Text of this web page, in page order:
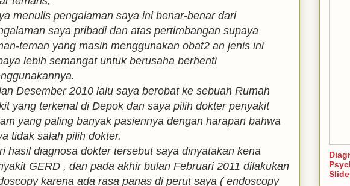
menulis pengalaman saya ini benar-benar dari
saya pribadi dan atas pertimbangan supaya
teman yang masih menggunakan obat2 an jenis ini
lebih semangat untuk berusaha berhenti
Desember 2010 lalu saya berobat ke sebuah Rumah
yang terkenal di Depok dan saya pilih dokter penyakit
yang paling banyak pasiennya dengan harapan bahwa
tidak salah pilih dokter.
hasil diagnosa dokter tersebut saya dinyatakan kena
GERD , dan pada akhir bulan Februari 2011 dilakukan
karena ada rasa panas di perut saya ( endoscopy